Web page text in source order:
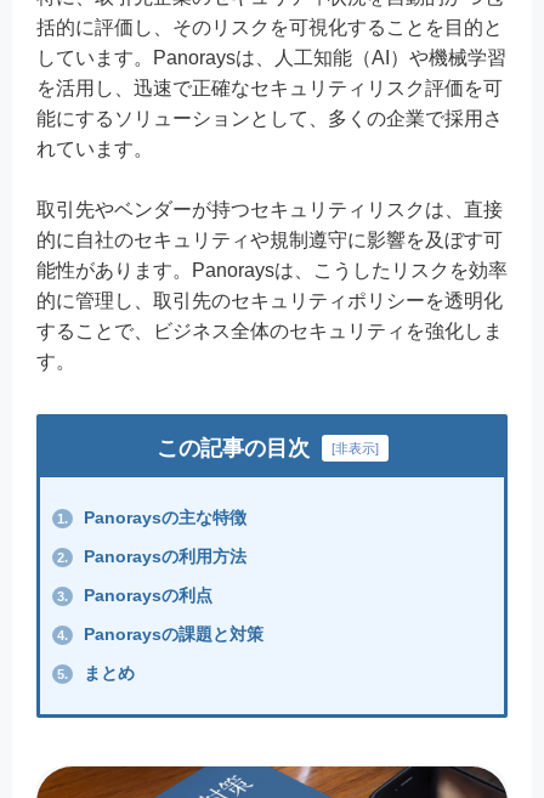
括的に評価し、そのリスクを可視化することを目的と
しています。Panoraysは、人工知能（AI）や機械学習
を活用し、迅速で正確なセキュリティリスク評価を可
能にするソリューションとして、多くの企業で採用さ
れています。
取引先やベンダーが持つセキュリティリスクは、直接
的に自社のセキュリティや規制遵守に影響を及ぼす可
能性があります。Panoraysは、こうしたリスクを効率
的に管理し、取引先のセキュリティポリシーを透明化
することで、ビジネス全体のセキュリティを強化しま
す。
この記事の目次 [非表示]
1. Panoraysの主な特徴
2. Panoraysの利用方法
3. Panoraysの利点
4. Panoraysの課題と対策
5. まとめ